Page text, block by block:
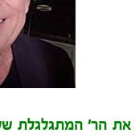
את הר' המתגלגלת